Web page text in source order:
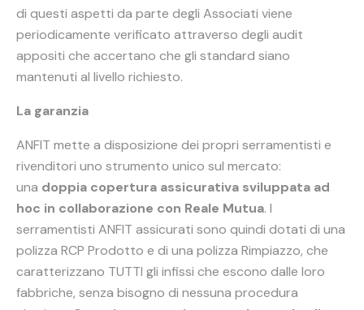
di questi aspetti da parte degli Associati viene
periodicamente verificato attraverso degli audit
appositi che accertano che gli standard siano
mantenuti al livello richiesto.
La garanzia
ANFIT mette a disposizione dei propri serramentisti e
rivenditori uno strumento unico sul mercato:
una doppia copertura assicurativa sviluppata ad
hoc in collaborazione con Reale Mutua. I
serramentisti ANFIT assicurati sono quindi dotati di una
polizza RCP Prodotto e di una polizza Rimpiazzo, che
caratterizzano TUTTI gli infissi che escono dalle loro
fabbriche, senza bisogno di nessuna procedura